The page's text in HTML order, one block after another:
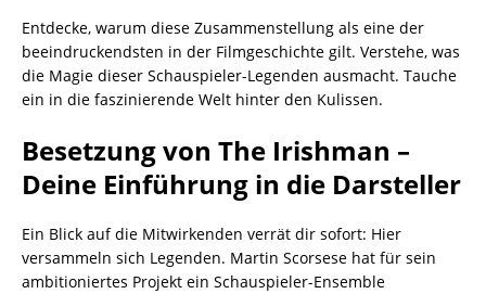
Entdecke, warum diese Zusammenstellung als eine der
beeindruckendsten in der Filmgeschichte gilt. Verstehe, was
die Magie dieser Schauspieler-Legenden ausmacht. Tauche
ein in die faszinierende Welt hinter den Kulissen.
Besetzung von The Irishman –
Deine Einführung in die Darsteller
Ein Blick auf die Mitwirkenden verrät dir sofort: Hier
versammeln sich Legenden. Martin Scorsese hat für sein
ambitioniertes Projekt ein Schauspieler-Ensemble